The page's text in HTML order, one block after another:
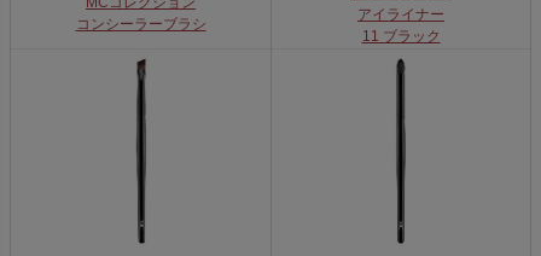
コンシーラーブラシ
アイライナー
11 ブラック